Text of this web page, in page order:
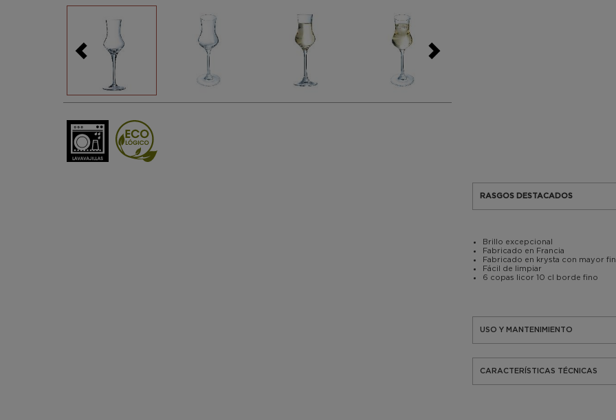
RASGOS DESTACADOS
Brillo excepcional
Fabricado en Francia
Fabricado en krysta con mayor
Fácil de limpiar
6 copas licor 10 cl borde fino
USO Y MANTENIMIENTO
CARACTERÍSTICAS TÉCNICAS